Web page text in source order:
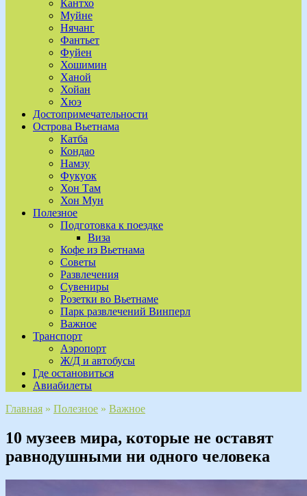
Кантхо
Муйне
Нячанг
Фантьет
Фуйен
Хошимин
Ханой
Хойан
Хюэ
Достопримечательности
Острова Вьетнама
Катба
Кондао
Намзу
Фукуок
Хон Там
Хон Мун
Полезное
Подготовка к поездке
Виза
Кофе из Вьетнама
Советы
Развлечения
Сувениры
Розетки во Вьетнаме
Парк развлечений Винперл
Важное
Транспорт
Аэропорт
Ж/Д и автобусы
Где остановиться
Авиабилеты
Главная » Полезное » Важное
10 музеев мира, которые не оставят
равнодушными ни одного человека